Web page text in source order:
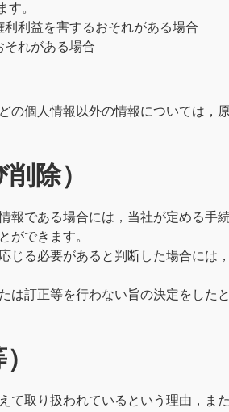
。
利益を害するおそれがある場合
それがある場合
個人情報以外の情報については，
除）
報である場合には，当社が定める手
ができます。
じる必要があると判断した場合には
訂正等を行わない旨の決定をした
て取り扱われているという理由，ま